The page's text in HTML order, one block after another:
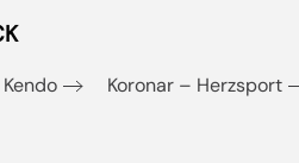
Kendo Koronar – Herzsport